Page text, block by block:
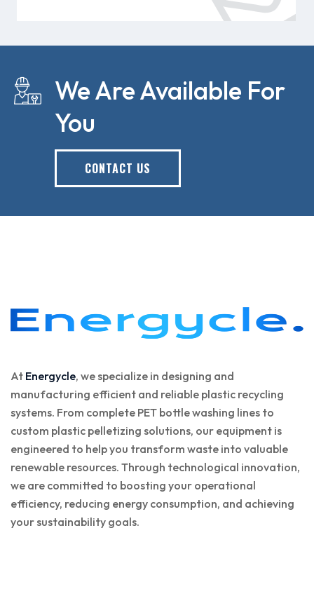
We Are Available For
You
CONTACT US
At Energycle, we specialize in designing and
manufacturing efficient and reliable plastic recycling
systems. From complete PET bottle washing lines to
custom plastic pelletizing solutions, our equipment is
engineered to help you transform waste into valuable
renewable resources. Through technological innovation,
we are committed to boosting your operational
efficiency, reducing energy consumption, and achieving
your sustainability goals.